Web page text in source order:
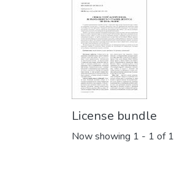
License bundle
Now showing 1 - 1 of 1